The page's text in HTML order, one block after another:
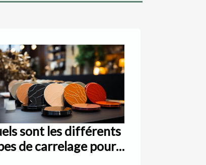
sont les différents
de carrelage pour